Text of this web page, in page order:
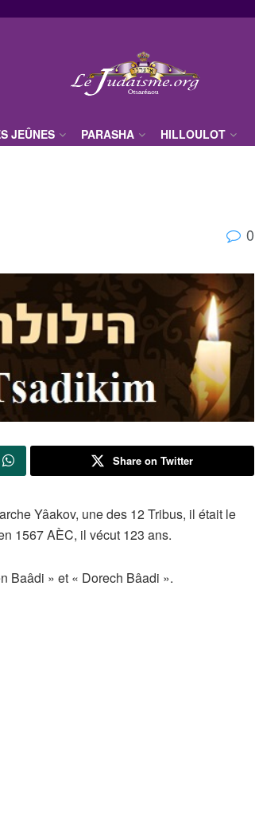
JEÛNES PARASHA HILLOULOT
0
Share on Twitter
Yâakov, une des 12 Tribus, il était le
1567 AÈC, il vécut 123 ans.
Baâdi » et « Dorech Bâadi ».